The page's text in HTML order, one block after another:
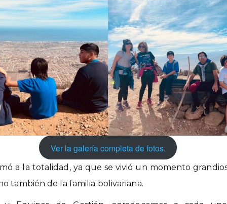
Ver la galería completa de fotos.
a la totalidad, ya que se vivió un momento
también de la familia bolivariana.